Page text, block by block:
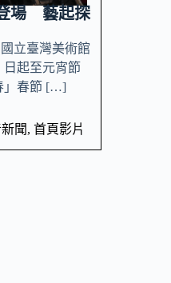
場 藝起探
立臺灣美術館
日起至元宵節
」春節 […]
聞, 首頁影片